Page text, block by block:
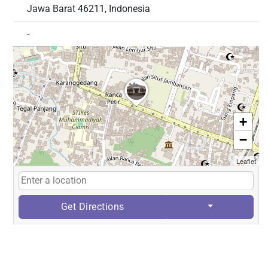
Jawa Barat 46211, Indonesia
-
+
−
Leaflet
Get Directions